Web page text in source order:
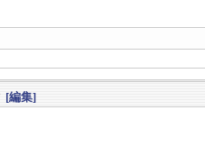
[編集]